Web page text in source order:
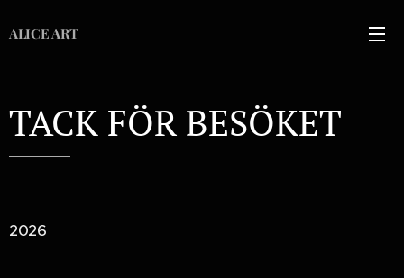
ALICE ART
TACK FÖR BESÖKET
2026